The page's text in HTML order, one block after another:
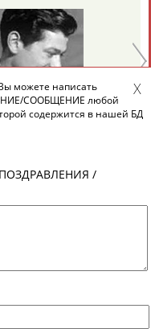
ИЗ МИРА
ВЕСЬ СПИСОК
можете написать
СООБЩЕНИЕ любой
содержится в нашей БД
/